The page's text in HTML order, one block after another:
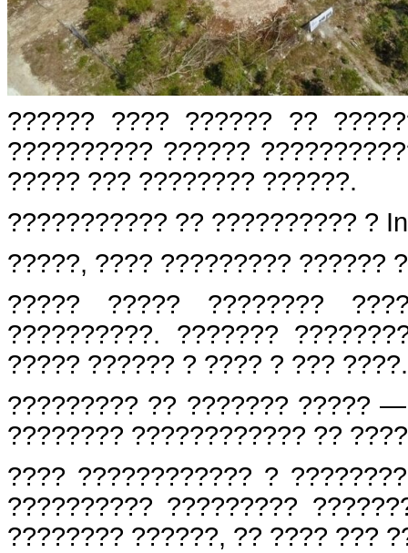
?????? ???? ?????? ??
?????????? ??????
????? ??? ???????? ??????.
??????????? ?? ?????????? ?
?????, ???? ????????? ??????
????? ????? ????????
??????????. ???????
????? ?????? ? ???? ? ???
????????? ?? ??????? ?????
???????? ???????????? ??
???? ???????????? ?
?????????? ?????????
???????? ??????, ?? ???? ???